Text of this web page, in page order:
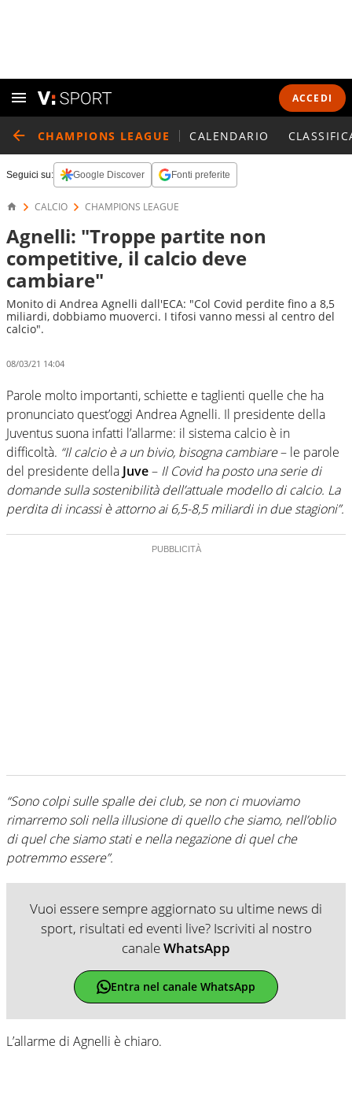
ACCEDI
CHAMPIONS LEAGUE CALENDARIO
Seguici su: Google Discover Fonti preferite
CALCIO CHAMPIONS LEAGUE
Agnelli: "Troppe partite non
competitive, il calcio deve
cambiare"
Monito di Andrea Agnelli dall'ECA: "Col Covid perdite fino a 8,5
miliardi, dobbiamo muoverci. I tifosi vanno messi al centro del
calcio".
08/03/21 14:04
Parole molto importanti, schiette e taglienti quelle che ha
pronunciato quest’oggi Andrea Agnelli. Il presidente della
Juventus suona infatti l’allarme: il sistema calcio è in
difficoltà. “Il calcio è a un bivio, bisogna cambiare– le parole
del presidente della Juve– Il Covid ha posto una serie di
domande sulla sostenibilità dell’attuale modello di calcio. La
perdita di incassi è attorno ai 6,5-8,5 miliardi in due stagioni”.
“Sono colpi sulle spalle dei club, se non ci muoviamo
rimarremo soli nella illusione di quello che siamo, nell’oblio
di quel che siamo stati e nella negazione di quel che
potremmo essere”.
Vuoi essere sempre aggiornato su ultime news di
sport, risultati ed eventi live? Iscriviti al nostro
canaleWhatsApp
Entra nel canale WhatsApp
L’allarme di Agnelli è chiaro.